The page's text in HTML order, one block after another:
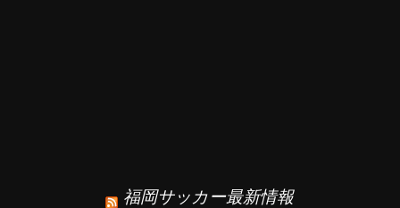
福岡サッカー最新情報